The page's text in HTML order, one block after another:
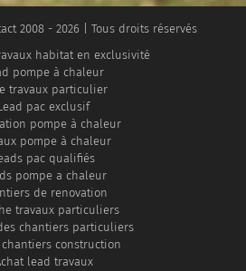
2008 - 2026 | Tous droits réservés
habitat en exclusivité
pompe à chaleur
travaux particulier
pac exclusif
pompe à chaleur
pompe à chaleur
pac qualifiés
pompe a chaleur
de renovation
travaux particuliers
chantiers particuliers
chantiers construction
lead travaux